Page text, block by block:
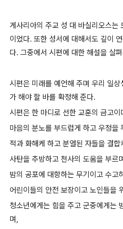
게사리아의 주교 성 대 바실리오스는
이었다. 또한 성서에 대해서도 깊이
다. 그중에서 시편에 대한 해설을 살
시편은 미래를 예언해 주며 우리 일상
가 해야 할 바를 확정해 준다.
시편은 한 마디로 선한 교훈의 금고이
마음의 분노를 부드럽게 하고 우정을
적과 화해케 하고 분열된 자들을 결합
사탄을 추방하고 천사의 도움을 부르
밤의 공포에 대항하는 무기이고 수고
어린이들의 안전 보장이고 노인들을
청소년에게는 힘을 주고 군중에게는
며,